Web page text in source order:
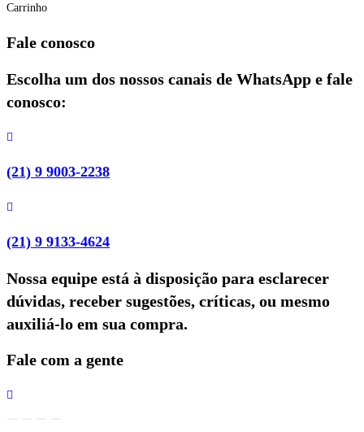
Carrinho
Fale conosco
Escolha um dos nossos canais de WhatsApp e fale
conosco:
(21) 9 9003-2238
(21) 9 9133-4624
Nossa equipe está à disposição para esclarecer
dúvidas, receber sugestões, críticas, ou mesmo
auxiliá-lo em sua compra.
Fale com a gente